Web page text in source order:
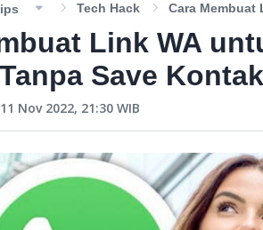
Tech Hack Cara Membuat
Link WA
Save Kontak
Nov 2022, 21:30 WIB